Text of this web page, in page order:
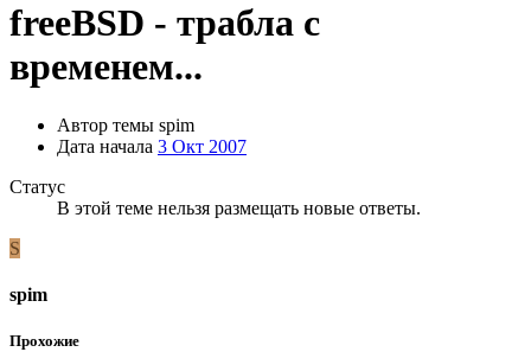
freeBSD - трабла с
временем...
Автор темы spim
Дата начала 3 Окт 2007
Статус
В этой теме нельзя размещать новые ответы.
S
spim
Прохожие